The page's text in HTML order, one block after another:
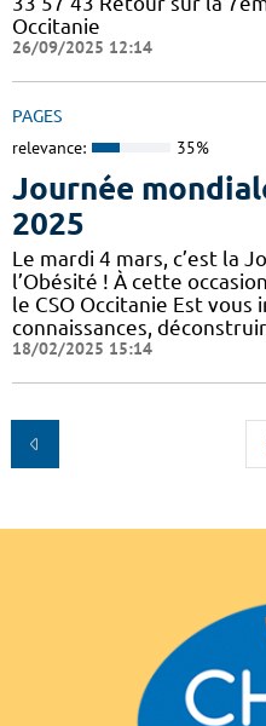
Occitanie
26/09/2025 12:14
PAGES
relevance: 35%
Journée
2025
Le mardi 4 mars, c’est la
l’Obésité ! À cette
le CSO Occitanie Est
connaissances,
18/02/2025 15:14